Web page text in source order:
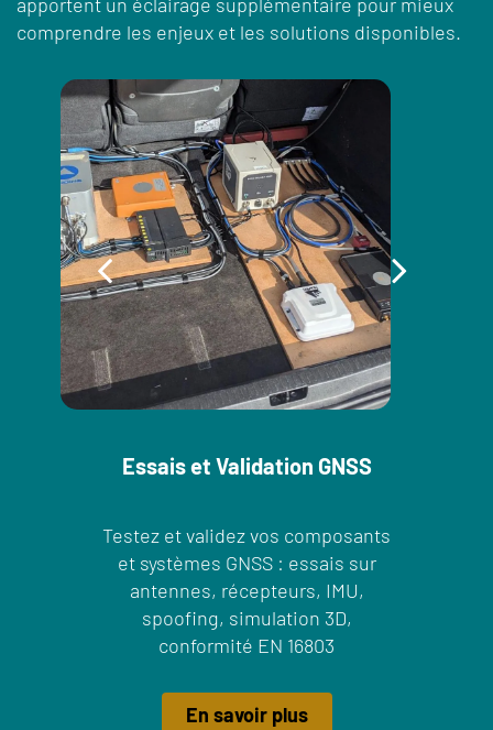
comprendre les enjeux et les solutions disponibles.
Essais et Validation GNSS
Testez et validez vos composants
et systèmes GNSS : essais sur
antennes, récepteurs, IMU,
spoofing, simulation 3D,
conformité EN 16803
En savoir plus